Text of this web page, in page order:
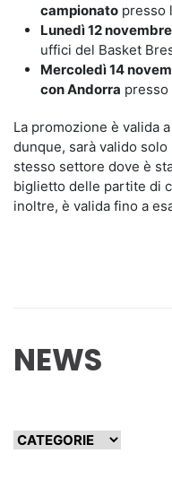
campionato presso
Lunedì 12
uffici del Basket
Mercoledì 14
con Andorra presso
La promozione è valida
dunque, sarà valido
stesso settore dove è
biglietto delle partite di
inoltre, è valida fino a
NEWS